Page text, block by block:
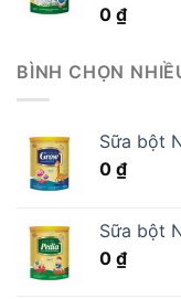
0 ₫
BÌNH CHỌN
Sữa bột
0 ₫
Sữa bột
0 ₫